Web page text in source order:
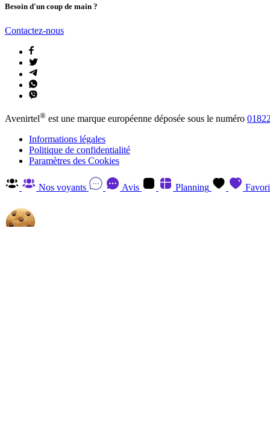
Besoin d'un coup de main ?
Contactez-nous
Avenirtel® est une marque européenne déposée sous le numéro
Informations légales
Politique de confidentialité
Paramètres des Cookies
Nos voyants Avis Planning